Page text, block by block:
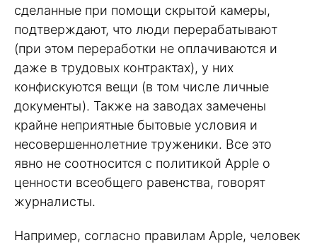
сделанные при помощи скрытой камеры,
подтверждают, что люди перерабатывают
(при этом переработки не оплачиваются и
даже в трудовых контрактах), у них
конфискуются вещи (в том числе личные
документы). Также на заводах замечены
крайне неприятные бытовые условия и
несовершеннолетние труженики. Все это
явно не соотносится с политикой Apple о
ценности всеобщего равенства, говорят
журналисты.
Например, согласно правилам Apple, человек